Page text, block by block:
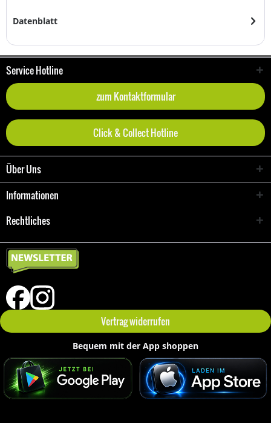
Datenblatt
Service Hotline
zum Kontaktformular
Click & Collect Hotline
Über Uns
Informationen
Rechtliches
Vertrag widerrufen
Bequem mit der App shoppen